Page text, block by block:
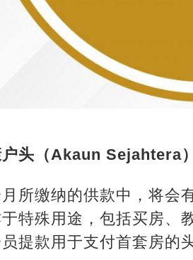
头（Akaun Sejahtera）
所缴纳的供款中，将会
特殊用途，包括买房、
提款用于支付首套房的